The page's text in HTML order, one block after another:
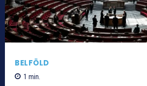
BELFÖLD
1 min.